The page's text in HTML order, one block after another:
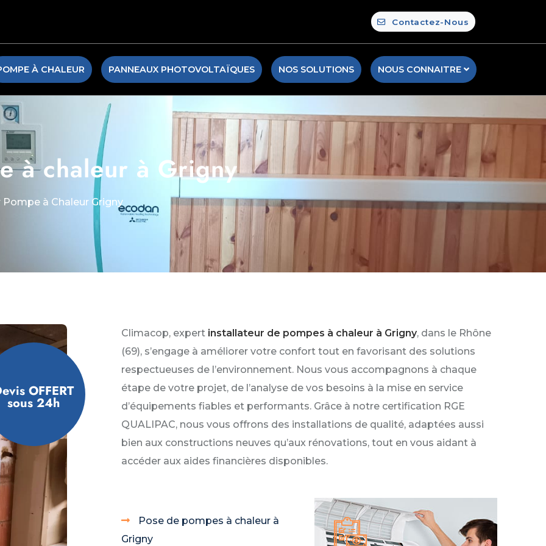
Contactez-Nous
À CHALEUR PANNEAUX PHOTOVOLTAÏQUES NOS SOLUTIONS NOUS CONNAITRE
à chaleur à Grigny
à Chaleur Grigny
OFFERT
sous 24h
Climacop, expert installateur de pompes à chaleur à Grigny, dans le Rhône
(69), s’engage à améliorer votre confort tout en favorisant des solutions
respectueuses de l’environnement. Nous vous accompagnons à chaque
étape de votre projet, de l’analyse de vos besoins à la mise en service
d’équipements fiables et performants. Grâce à notre certification RGE
QUALIPAC, nous vous offrons des installations de qualité, adaptées aussi
bien aux constructions neuves qu’aux rénovations, tout en vous aidant à
accéder aux aides financières disponibles.
Pose de pompes à chaleur à
Grigny